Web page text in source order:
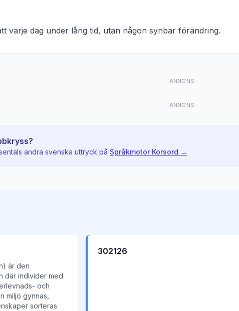
varje dag under lång tid, utan någon synbar förändring.
ANNONS
ANNONS
andra svenska uttryck på Språkmotor Korsord →
är den
där individer med
och
miljö gynnas,
sorteras
302126